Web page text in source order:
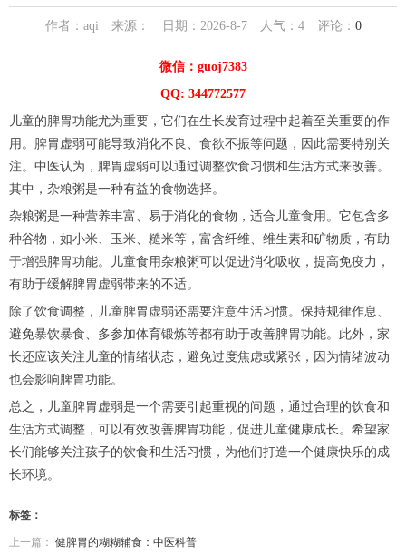
作者：aqi 来源： 日期：2026-8-7 人气： 4评论： 0
微信：guoj7383
QQ: 344772577
儿童的脾胃功能尤为重要，它们在生长发育过程中起着至关重要的作
用。脾胃虚弱可能导致消化不良、食欲不振等问题，因此需要特别关
注。中医认为，脾胃虚弱可以通过调整饮食习惯和生活方式来改善。
其中，杂粮粥是一种有益的食物选择。
杂粮粥是一种营养丰富、易于消化的食物，适合儿童食用。它包含多
种谷物，如小米、玉米、糙米等，富含纤维、维生素和矿物质，有助
于增强脾胃功能。儿童食用杂粮粥可以促进消化吸收，提高免疫力，
有助于缓解脾胃虚弱带来的不适。
除了饮食调整，儿童脾胃虚弱还需要注意生活习惯。保持规律作息、
避免暴饮暴食、多参加体育锻炼等都有助于改善脾胃功能。此外，家
长还应该关注儿童的情绪状态，避免过度焦虑或紧张，因为情绪波动
也会影响脾胃功能。
总之，儿童脾胃虚弱是一个需要引起重视的问题，通过合理的饮食和
生活方式调整，可以有效改善脾胃功能，促进儿童健康成长。希望家
长们能够关注孩子的饮食和生活习惯，为他们打造一个健康快乐的成
长环境。
标签：
上一篇： 健脾胃的糊糊辅食：中医科普